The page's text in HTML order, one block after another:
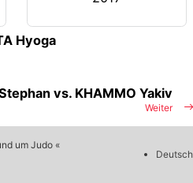
Hyoga
Weiter
vs. KHAMMO Yakiv
um Judo «
Deutsch